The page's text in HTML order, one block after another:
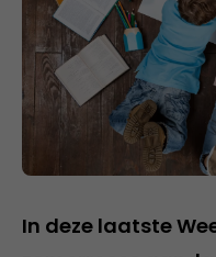
In deze laatste